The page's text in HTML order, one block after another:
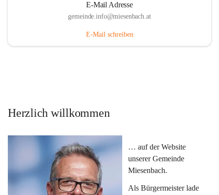
E-Mail Adresse
gemeinde.info@miesenbach.at
E-Mail schreiben
Herzlich willkommen
… auf der Website
unserer Gemeinde
Miesenbach.
Als Bürgermeister lade